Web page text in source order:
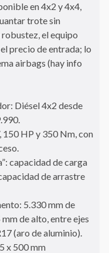
en 4x2 y 4x4,
trote sin
el equipo
precio de entrada; lo
airbags (hay info
Diésel 4x2 desde
HP y 350 Nm, con
capacidad de carga
de arrastre
5.330 mm de
de alto, entre ejes
(aro de aluminio).
x 500 mm